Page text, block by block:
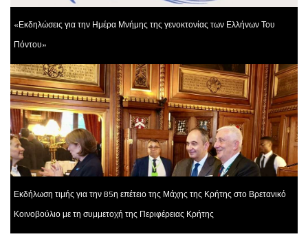
«Εκδηλώσεις για την Ημέρα Μνήμης της γενοκτονίας των Ελλήνων Του
Πόντου»
Εκδήλωση τιμής για την 85η επέτειο της Μάχης της Κρήτης στο Βρετανικό
Κοινοβούλιο με τη συμμετοχή της Περιφέρειας Κρήτης